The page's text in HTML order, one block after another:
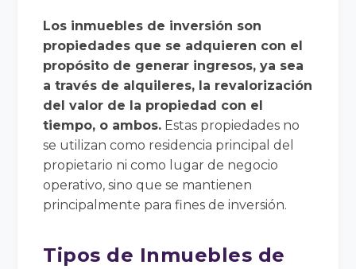
Los inmuebles de inversión son
propiedades que se adquieren con el
propósito de generar ingresos, ya sea
a través de alquileres, la revalorización
del valor de la propiedad con el
tiempo, o ambos. Estas propiedades no
se utilizan como residencia principal del
propietario ni como lugar de negocio
operativo, sino que se mantienen
principalmente para fines de inversión.
Tipos de Inmuebles de